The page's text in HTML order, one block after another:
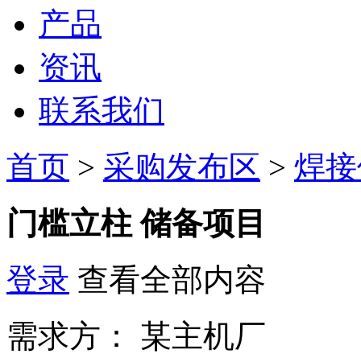
产品
资讯
联系我们
首页 > 采购发布区 > 焊
门槛立柱 储备项目
登录 查看全部内容
需求方：
某主机厂